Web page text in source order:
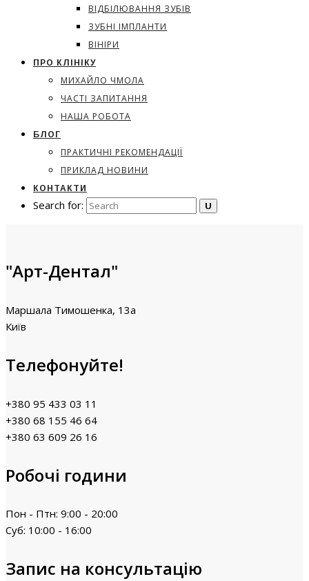
ВІДБІЛЮВАННЯ ЗУБІВ
ЗУБНІ ІМПЛАНТИ
ВІНІРИ
ПРО КЛІНІКУ
МИХАЙЛО ЧМОЛА
ЧАСТІ ЗАПИТАННЯ
НАША РОБОТА
БЛОГ
ПРАКТИЧНІ РЕКОМЕНДАЦІЇ
ПРИКЛАД НОВИНИ
КОНТАКТИ
Search for:
"Арт-Дентал"
Маршала Тимошенка, 13а
Київ
Телефонуйте!
+380 95 433 03 11
+380 68 155 46 64
+380 63 609 26 16
Робочі години
Пон - Птн: 9:00 - 20:00
Суб: 10:00 - 16:00
Запис на консультацію